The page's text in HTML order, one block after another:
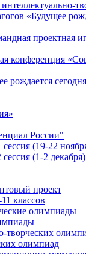
«Будущее
проектная
конференция
рождается
России"
(19-22
(1-2 декабря)
проект
классов
олимпиады
творческих
олимпиад